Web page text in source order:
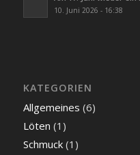
10. Juni 2026 - 16:38
KATEGORIEN
Allgemeines (6)
Löten (1)
Schmuck(1)